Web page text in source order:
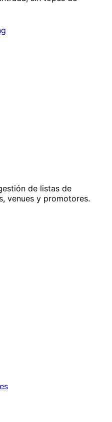
de listas de
venues y promotores.